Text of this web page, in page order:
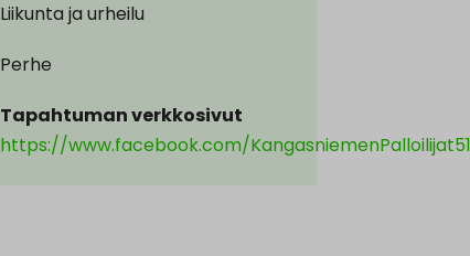
Liikunta ja urheilu
Perhe
Tapahtuman verkkosivut
https://www.facebook.com/KangasniemenPalloilijat51